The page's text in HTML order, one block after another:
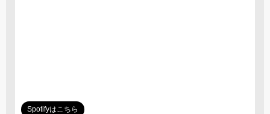
Spotifyはこちら